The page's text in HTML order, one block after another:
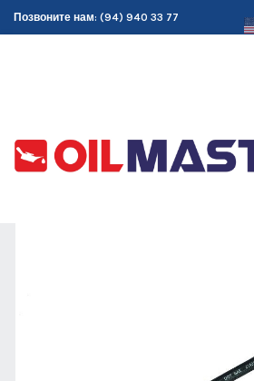
Позвоните нам: (94) 940 33 77